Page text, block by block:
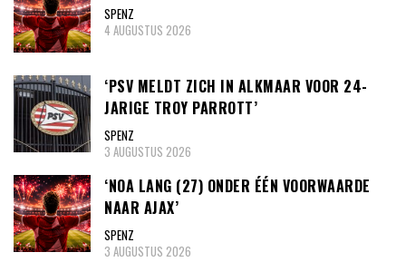
SPENZ
4 AUGUSTUS 2026
‘PSV MELDT ZICH IN ALKMAAR VOOR 24-
JARIGE TROY PARROTT’
SPENZ
3 AUGUSTUS 2026
‘NOA LANG (27) ONDER ÉÉN VOORWAARDE
NAAR AJAX’
SPENZ
3 AUGUSTUS 2026